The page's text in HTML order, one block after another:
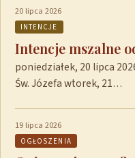
20 lipca 2026
INTENCJE
Intencje mszalne
poniedziałek, 20 lipca
Św. Józefa wtorek, 21…
19 lipca 2026
OGŁOSZENIA